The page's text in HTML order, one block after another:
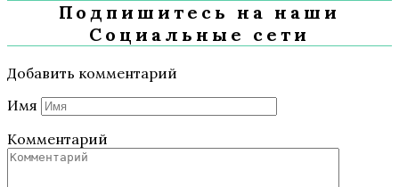
Подпишитесь на наши
Социальные сети
Добавить комментарий
Имя
Комментарий